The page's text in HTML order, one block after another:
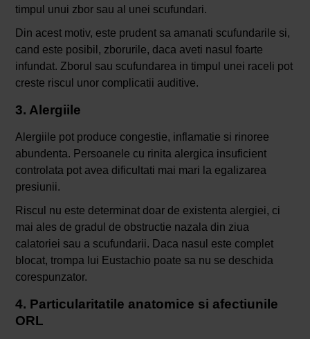
timpul unui zbor sau al unei scufundari.
Din acest motiv, este prudent sa amanati scufundarile si,
cand este posibil, zborurile, daca aveti nasul foarte
infundat. Zborul sau scufundarea in timpul unei raceli pot
creste riscul unor complicatii auditive.
3. Alergiile
Alergiile pot produce congestie, inflamatie si rinoree
abundenta. Persoanele cu rinita alergica insuficient
controlata pot avea dificultati mai mari la egalizarea
presiunii.
Riscul nu este determinat doar de existenta alergiei, ci
mai ales de gradul de obstructie nazala din ziua
calatoriei sau a scufundarii. Daca nasul este complet
blocat, trompa lui Eustachio poate sa nu se deschida
corespunzator.
4. Particularitatile anatomice si afectiunile
ORL